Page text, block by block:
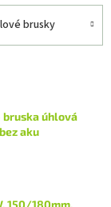
brusky
bruska úhlová
aku